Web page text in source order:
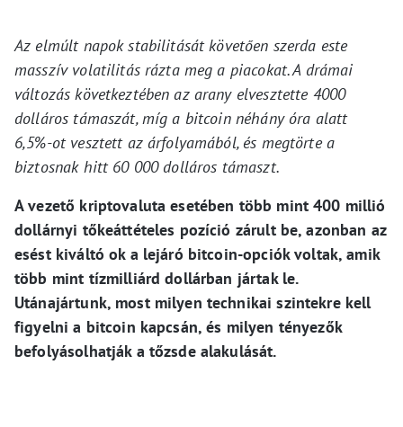
Az elmúlt napok stabilitását követően szerda este
masszív volatilitás rázta meg a piacokat. A drámai
változás következtében az arany elvesztette 4000
dolláros támaszát, míg a bitcoin néhány óra alatt
6,5%-ot vesztett az árfolyamából, és megtörte a
biztosnak hitt 60 000 dolláros támaszt.
A vezető kriptovaluta esetében több mint 400 millió
dollárnyi tőkeáttételes pozíció zárult be, azonban az
esést kiváltó ok a lejáró bitcoin-opciók voltak, amik
több mint tízmilliárd dollárban jártak le.
Utánajártunk, most milyen technikai szintekre kell
figyelni a bitcoin kapcsán, és milyen tényezők
befolyásolhatják a tőzsde alakulását.